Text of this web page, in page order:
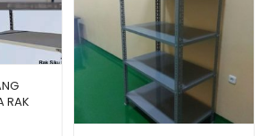
RAK